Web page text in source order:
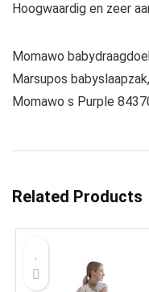
Hoogwaardig en zeer
Momawo
Marsupos
Momawo s Purple
Related Products